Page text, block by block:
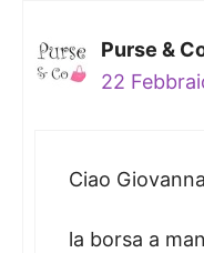
Purse &
22
Ciao
la borsa a